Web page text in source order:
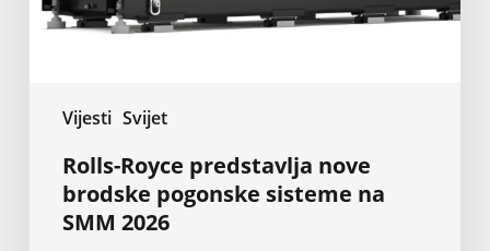
Vijesti Svijet
SMM
Rolls-Royce predstavlja nove
brodske pogonske sisteme na
SMM 2026